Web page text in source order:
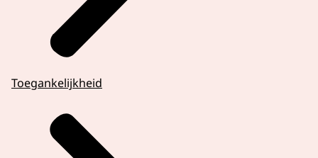
Toegankelijkheid